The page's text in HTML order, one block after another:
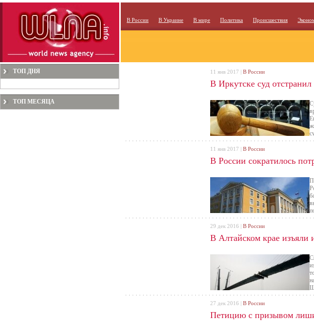
В России В Украине В мире Политика Происшествия
ТОП ДНЯ
ТОП МЕСЯЦА
В Иркутске суд
11 янв 2017 | В России
В России сократилось
11 янв 2017 | В России
В Алтайском крае
29 дек 2016 | В России
Петицию с призывом
27 дек 2016 | В России